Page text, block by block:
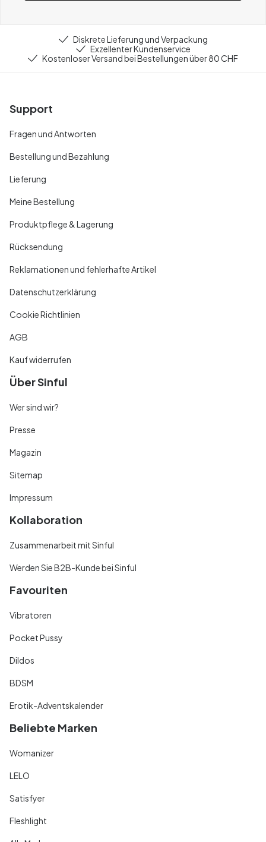
Diskrete Lieferung und Verpackung
Exzellenter Kundenservice
Kostenloser Versand bei Bestellungen über 80 CHF
Support
Fragen und Antworten
Bestellung und Bezahlung
Lieferung
Meine Bestellung
Produktpflege & Lagerung
Rücksendung
Reklamationen und fehlerhafte Artikel
Datenschutzerklärung
Cookie Richtlinien
AGB
Kauf widerrufen
Über Sinful
Wer sind wir?
Presse
Magazin
Sitemap
Impressum
Kollaboration
Zusammenarbeit mit Sinful
Werden Sie B2B-Kunde bei Sinful
Favouriten
Vibratoren
Pocket Pussy
Dildos
BDSM
Erotik-Adventskalender
Beliebte Marken
Womanizer
LELO
Satisfyer
Fleshlight